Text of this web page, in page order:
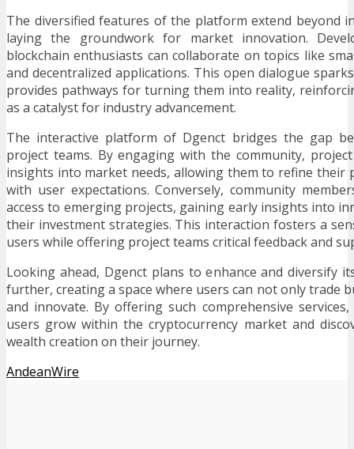
The diversified features of the platform extend beyond
laying the groundwork for market innovation.
blockchain enthusiasts can collaborate on topics like
and decentralized applications. This open dialogue
provides pathways for turning them into reality,
as a catalyst for industry advancement.
The interactive platform of Dgenct bridges the gap
project teams. By engaging with the community,
insights into market needs, allowing them to refine their
with user expectations. Conversely, community
access to emerging projects, gaining early insights into
their investment strategies. This interaction fosters a
users while offering project teams critical feedback and
Looking ahead, Dgenct plans to enhance and diversify
further, creating a space where users can not only trade
and innovate. By offering such comprehensive
users grow within the cryptocurrency market and
wealth creation on their journey.
AndeanWire